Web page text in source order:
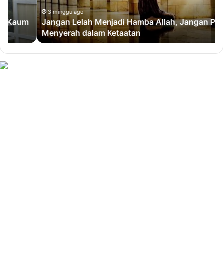
Menyerah
dalam
Ketaatan
3 minggu ago
Jangan Lelah Menjadi Hamba Allah, Jangan Pernah
Menyerah dalam Ketaatan